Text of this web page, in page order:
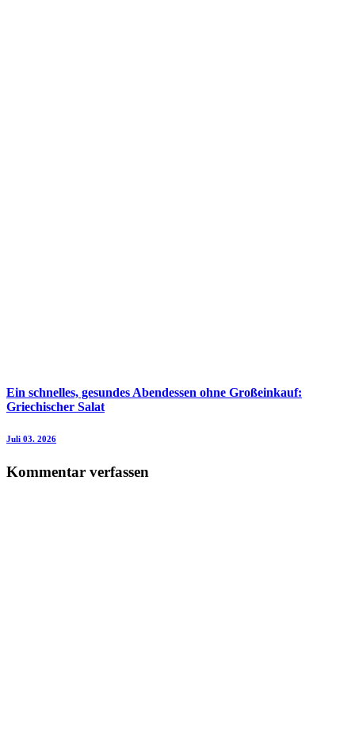
Ein schnelles, gesundes Abendessen ohne Großeinkauf:
Griechischer Salat
Juli 03. 2026
Kommentar verfassen